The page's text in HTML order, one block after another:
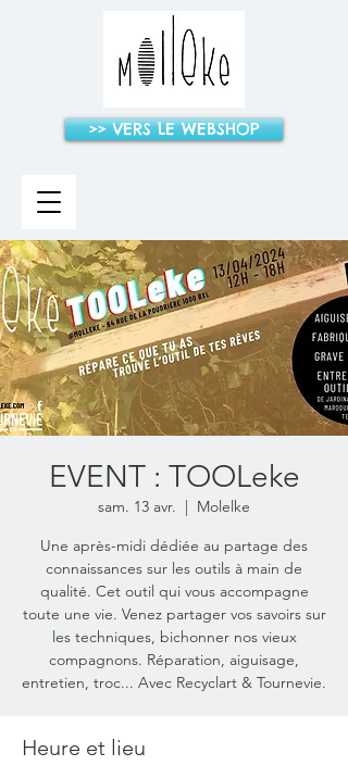
>> VERS LE WEBSHOP
EVENT : TOOLeke
sam. 13 avr.
  |
Molelke
Une après-midi dédiée au partage des
connaissances sur les outils à main de
qualité. Cet outil qui vous accompagne
toute une vie. Venez partager vos savoirs sur
les techniques, bichonner nos vieux
compagnons. Réparation, aiguisage,
entretien, troc... Avec Recyclart & Tournevie.
Heure et lieu